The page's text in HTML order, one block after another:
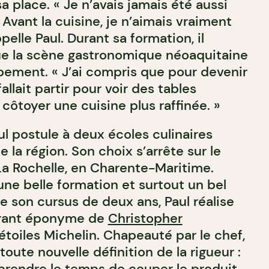
place. « Je n’avais jamais été aussi
la cuisine, je n’aimais vraiment
Paul. Durant sa formation, il
la scène gastronomique néoaquitaine
« J’ai compris que pour devenir
partir pour voir des tables
une cuisine plus raffinée. »
postule à deux écoles culinaires
la région. Son choix s’arrête sur le
Rochelle, en Charente-Maritime.
belle formation et surtout un bel
son cursus de deux ans, Paul réalise
éponyme de Christopher
Michelin. Chapeauté par le chef,
nouvelle définition de la rigueur :